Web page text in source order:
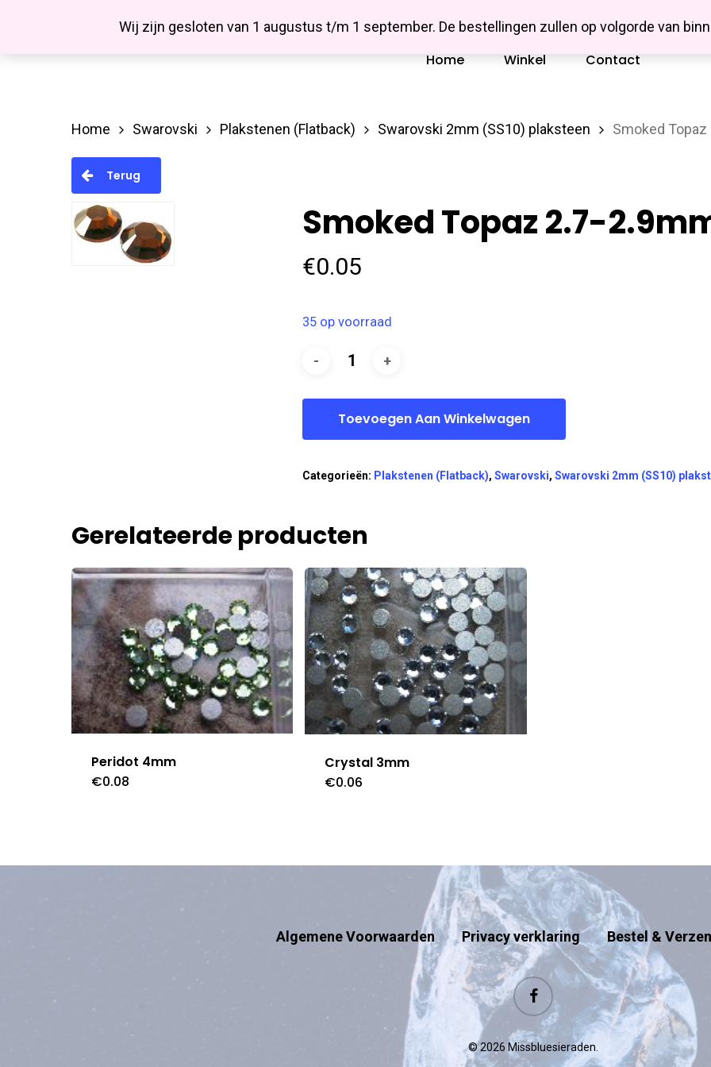
Wij zijn gesloten van 1 augustus t/m 1 september. De bestellingen zullen op volgorde van
Hit enter to search or ESC to close
Missbluesieraden
Facebook
Home
Winkel Contact
Home Swarovski Plakstenen (Flatback) Swarovski 2mm (SS10) plaksteen Smoked
Terug
Smoked Topaz 2.7-
€0.05
35 op voorraad
Toevoegen Aan Winkelwagen
Categorieën: Plakstenen (Flatback), Swarovski, Swarovski 2mm (SS10)
Gerelateerde producten
Peridot 4mm
€0.08
Crystal 3mm
€0.06
Algemene Voorwaarden Privacy verklaring Bestel &
facebook
© 2026 Missbluesieraden.